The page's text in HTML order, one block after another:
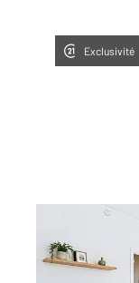
Exclusivité
36,03 m
, 2
Ref : 18284